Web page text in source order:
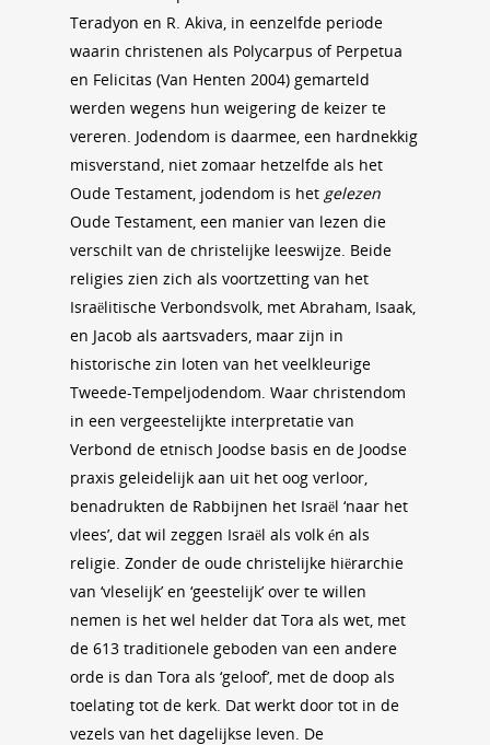
Teradyon en R. Akiva, in eenzelfde periode
waarin christenen als Polycarpus of Perpetua
en Felicitas (Van Henten 2004) gemarteld
werden wegens hun weigering de keizer te
vereren. Jodendom is daarmee, een hardnekkig
misverstand, niet zomaar hetzelfde als het
Oude Testament, jodendom is het gelezen
Oude Testament, een manier van lezen die
verschilt van de christelijke leeswijze. Beide
religies zien zich als voortzetting van het
Israëlitische Verbondsvolk, met Abraham, Isaak,
en Jacob als aartsvaders, maar zijn in
historische zin loten van het veelkleurige
Tweede-Tempeljodendom. Waar christendom
in een vergeestelijkte interpretatie van
Verbond de etnisch Joodse basis en de Joodse
praxis geleidelijk aan uit het oog verloor,
benadrukten de Rabbijnen het Israël ‘naar het
vlees’, dat wil zeggen Israël als volk én als
religie. Zonder de oude christelijke hiërarchie
van ‘vleselijk’ en ‘geestelijk’ over te willen
nemen is het wel helder dat Tora als wet, met
de 613 traditionele geboden van een andere
orde is dan Tora als ‘geloof’, met de doop als
toelating tot de kerk. Dat werkt door tot in de
vezels van het dagelijkse leven. De